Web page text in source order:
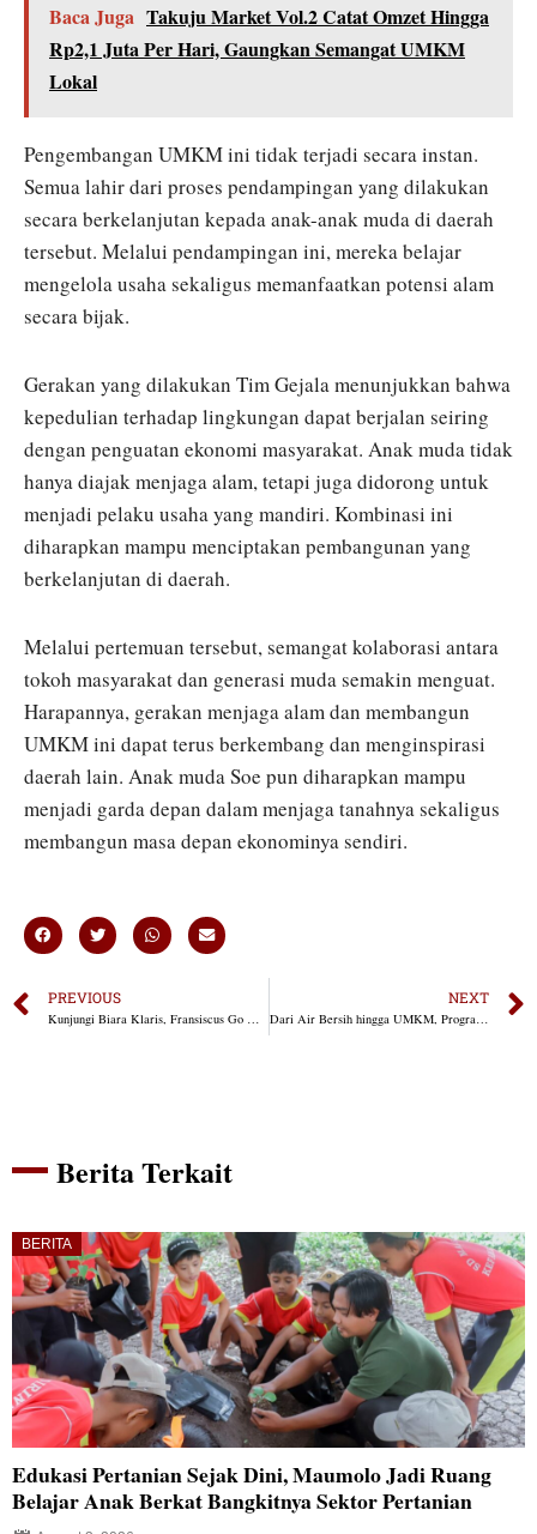
Baca Juga Takuju Market Vol.2 Catat Omzet Hingga
Rp2,1 Juta Per Hari, Gaungkan Semangat UMKM
Lokal
Pengembangan UMKM ini tidak terjadi secara instan.
Semua lahir dari proses pendampingan yang dilakukan
secara berkelanjutan kepada anak-anak muda di daerah
tersebut. Melalui pendampingan ini, mereka belajar
mengelola usaha sekaligus memanfaatkan potensi alam
secara bijak.
Gerakan yang dilakukan Tim Gejala menunjukkan bahwa
kepedulian terhadap lingkungan dapat berjalan seiring
dengan penguatan ekonomi masyarakat. Anak muda tidak
hanya diajak menjaga alam, tetapi juga didorong untuk
menjadi pelaku usaha yang mandiri. Kombinasi ini
diharapkan mampu menciptakan pembangunan yang
berkelanjutan di daerah.
Melalui pertemuan tersebut, semangat kolaborasi antara
tokoh masyarakat dan generasi muda semakin menguat.
Harapannya, gerakan menjaga alam dan membangun
UMKM ini dapat terus berkembang dan menginspirasi
daerah lain. Anak muda Soe pun diharapkan mampu
menjadi garda depan dalam menjaga tanahnya sekaligus
membangun masa depan ekonominya sendiri.
PREVIOUS
Kunjungi Biara Klaris, Fransiscus Go Apresiasi Pengelolaan Hidroponik yang Produktif
NEXT
Dari Air Bersih hingga UMKM, Program YFMG Bangkitkan Potensi Warga Maumolo
Berita Terkait
BERITA
Edukasi Pertanian Sejak Dini, Maumolo Jadi Ruang
Belajar Anak Berkat Bangkitnya Sektor Pertanian